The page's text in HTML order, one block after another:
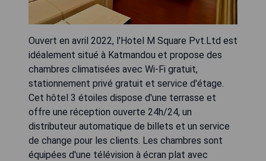
Ouvert en avril 2022, l'Hotel M Square Pvt.Ltd est
idéalement situé à Katmandou et propose des
chambres climatisées avec Wi-Fi gratuit,
stationnement privé gratuit et service d'étage.
Cet hôtel 3 étoiles dispose d'une terrasse et
offre une réception ouverte 24h/24, un
distributeur automatique de billets et un service
de change pour les clients. Les chambres sont
équipées d'une télévision à écran plat avec